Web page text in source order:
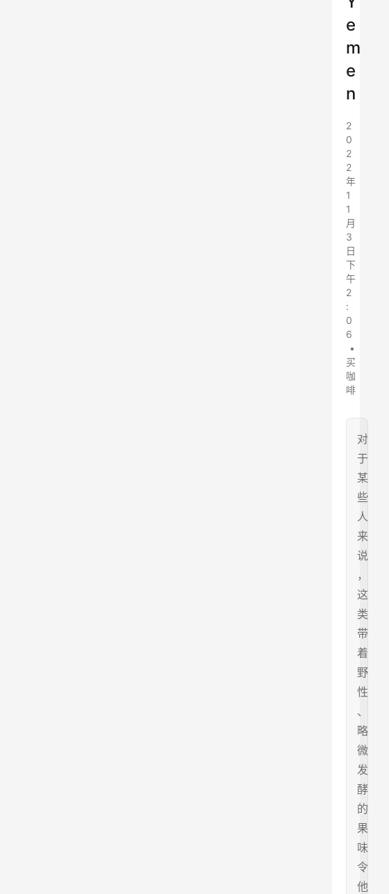
e
m
e
n
2
0
2
2
年
1
1
月
3
日
下
午
2
:
0
6
•
买
咖
啡
对
于
某
些
人
来
说
，
这
类
带
着
野
性
、
略
微
发
酵
的
果
味
令
他